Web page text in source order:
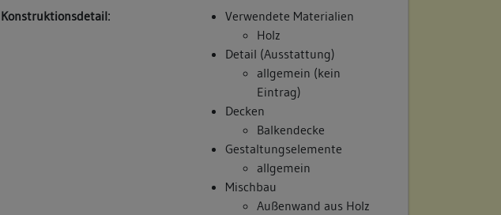
Konstruktionsdetail:
Verwendete Materialien
Holz
Detail (Ausstattung)
allgemein (kein
Eintrag)
Decken
Balkendecke
Gestaltungselemente
allgemein
Mischbau
Außenwand aus Holz